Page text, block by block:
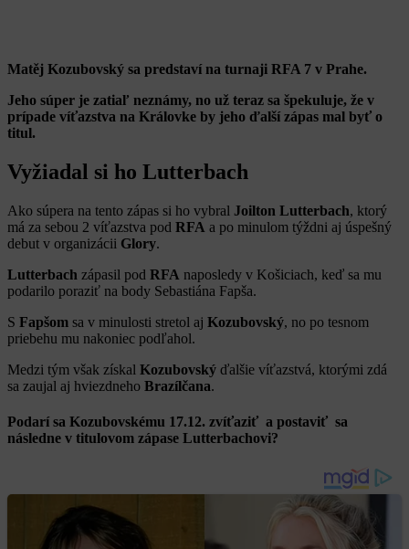
Matěj Kozubovský sa predstaví na turnaji RFA 7 v Prahe.
Jeho súper je zatiaľ neznámy, no už teraz sa špekuluje, že v
prípade víťazstva na Královke by jeho ďalší zápas mal byť o
titul.
Vyžiadal si ho Lutterbach
Ako súpera na tento zápas si ho vybral Joilton Lutterbach, ktorý
má za sebou 2 víťazstva pod RFA a po minulom týždni aj úspešný
debut v organizácii Glory.
Lutterbach zápasil pod RFA naposledy v Košiciach, keď sa mu
podarilo poraziť na body Sebastiána Fapša.
S Fapšom sa v minulosti stretol aj Kozubovský, no po tesnom
priebehu mu nakoniec podľahol.
Medzi tým však získal Kozubovský ďalšie víťazstvá, ktorými zdá
sa zaujal aj hviezdneho Brazílčana.
Podarí sa Kozubovskému 17.12. zvíťaziť a postaviť sa
následne v titulovom zápase Lutterbachovi?